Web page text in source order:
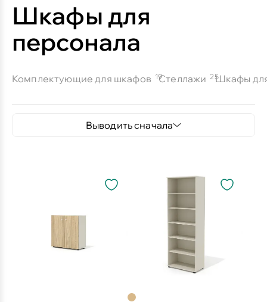
Шкафы для
персонала
Комплектующие для шкафов 19Стеллажи 25Шкафы
Выводить сначала